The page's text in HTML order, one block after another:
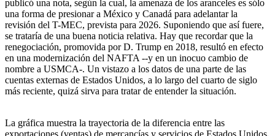
publicó una nota, según la cual, la amenaza de los aranceles es sólo
una forma de presionar a México y Canadá para adelantar la
revisión del T-MEC, prevista para 2026. Suponiendo que así fuere,
se trataría de una buena noticia relativa. Hay que recordar que la
renegociación, promovida por D. Trump en 2018, resultó en efecto
en una modernización del NAFTA --y en un inocuo cambio de
nombre a USMCA-. Un vistazo a los datos de una parte de las
cuentas externas de Estados Unidos, a lo largo del cuarto de siglo
más reciente, quizá sirva para tratar de entender la situación.
La gráfica muestra la trayectoria de la diferencia entre las
exportaciones (ventas) de mercancías y servicios de Estados Unidos,